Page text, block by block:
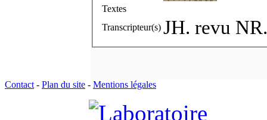
Textes
Transcripteur(s) JH. revu NR.
Contact - Plan du site - Mentions légales